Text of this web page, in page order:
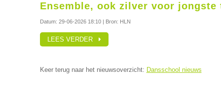
Ensemble, ook zilver voor jongste
Datum: 29-06-2026 18:10| Bron: HLN
LEES VERDER
Keer terug naar het nieuwsoverzicht: Dansschool nieuws